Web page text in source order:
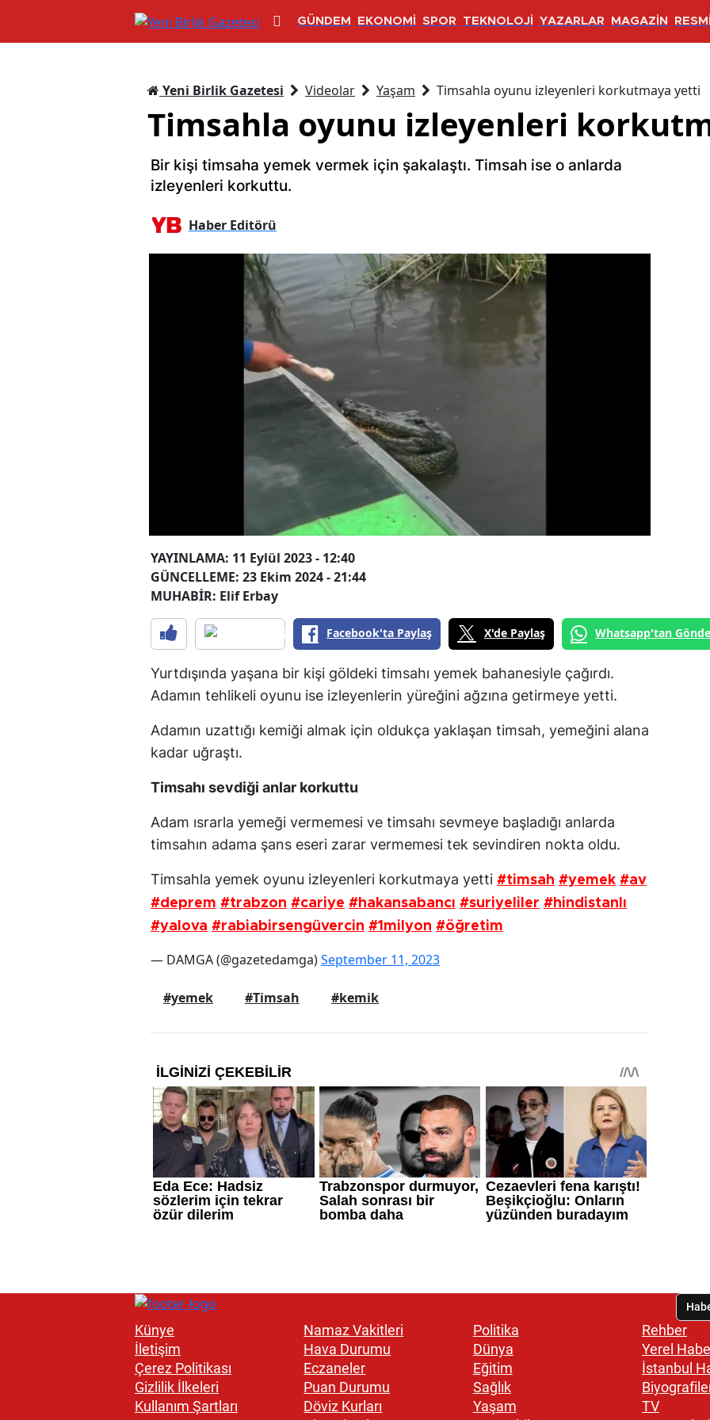
GÜNDEM EKONOMİ SPOR TEKNOLOJİ YAZARLAR MAGAZİN
Yeni Birlik Gazetesi Videolar Yaşam Timsahla oyunu izleyenleri korkutmaya yetti
Timsahla oyunu izleyenleri
Bir kişi timsaha yemek vermek için şakalaştı. Timsah ise o anlarda
izleyenleri korkuttu.
Haber Editörü
YAYINLAMA: 11 Eylül 2023 - 12:40
GÜNCELLEME: 23 Ekim 2024 - 21:44
MUHABİR: Elif Erbay
Facebook'ta Paylaş X'de Paylaş Whatsapp'tan
Yurtdışında yaşana bir kişi göldeki timsahı yemek bahanesiyle çağırdı.
Adamın tehlikeli oyunu ise izleyenlerin yüreğini ağzına getirmeye yetti.
Adamın uzattığı kemiği almak için oldukça yaklaşan timsah, yemeğini alana
kadar uğraştı.
Timsahı sevdiği anlar korkuttu
Adam ısrarla yemeği vermemesi ve timsahı sevmeye başladığı anlarda
timsahın adama şans eseri zarar vermemesi tek sevindiren nokta oldu.
Timsahla yemek oyunu izleyenleri korkutmaya yetti #timsah #yemek #av
#deprem #trabzon #cariye #hakansabancı #suriyeliler #hindistanlı
#yalova #rabiabirsengüvercin #1milyon #öğretim
— DAMGA (@gazetedamga)September 11, 2023
#yemek #Timsah #kemik
Künye
İletişim
Çerez Politikası
Gizlilik İlkeleri
Kullanım Şartları
Namaz Vakitleri
Hava Durumu
Eczaneler
Puan Durumu
Döviz Kurları
Politika
Dünya
Eğitim
Sağlık
Yaşam
Rehber
Yerel
İstanbul
TV